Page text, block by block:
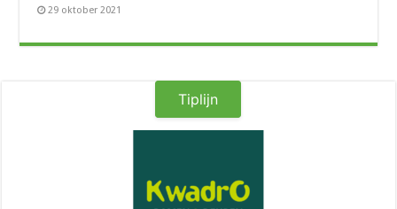
29 oktober 2021
Tiplijn